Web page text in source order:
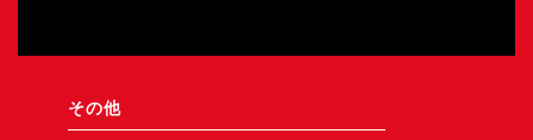
その他